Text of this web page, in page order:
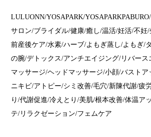
LULUONN/YOSAPARK/
サロン/ブライダル/健康/癒し/温活/妊活/不妊
前産後ケア/水素/ハーブ/よもぎ蒸し/よもぎ/
の腕/デトックス/アンチエイジング/リバース
マッサージ/ヘッドマッサージ/小顔/バスト
ニキビ/アトピー/シミ改善/毛穴/新陳代謝/疲
り/代謝促進/冷えとり/美肌/根本改善/体温ア
テ/リラクゼーション/フェムケア